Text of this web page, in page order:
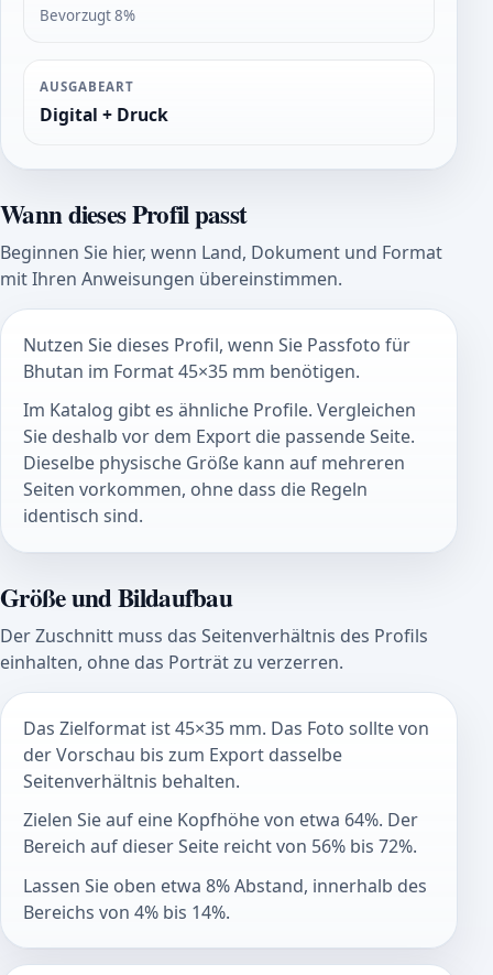
Bevorzugt 8%
AUSGABEART
Digital + Druck
Wann dieses Profil passt
Beginnen Sie hier, wenn Land, Dokument und Format
mit Ihren Anweisungen übereinstimmen.
Nutzen Sie dieses Profil, wenn Sie Passfoto für
Bhutan im Format 45×35 mm benötigen.
Im Katalog gibt es ähnliche Profile. Vergleichen
Sie deshalb vor dem Export die passende Seite.
Dieselbe physische Größe kann auf mehreren
Seiten vorkommen, ohne dass die Regeln
identisch sind.
Größe und Bildaufbau
Der Zuschnitt muss das Seitenverhältnis des Profils
einhalten, ohne das Porträt zu verzerren.
Das Zielformat ist 45×35 mm. Das Foto sollte von
der Vorschau bis zum Export dasselbe
Seitenverhältnis behalten.
Zielen Sie auf eine Kopfhöhe von etwa 64%. Der
Bereich auf dieser Seite reicht von 56% bis 72%.
Lassen Sie oben etwa 8% Abstand, innerhalb des
Bereichs von 4% bis 14%.